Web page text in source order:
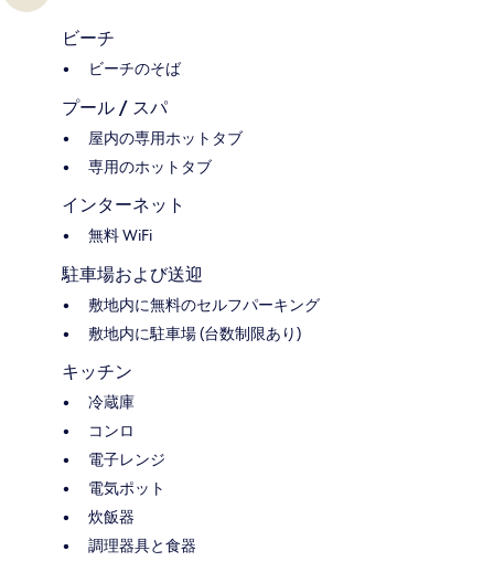
ビーチ
ビーチのそば
プール / スパ
屋内の専用ホットタブ
専用のホットタブ
インターネット
無料 WiFi
駐車場および送迎
敷地内に無料のセルフパーキング
敷地内に駐車場 (台数制限あり)
キッチン
冷蔵庫
コンロ
電子レンジ
電気ポット
炊飯器
調理器具と食器